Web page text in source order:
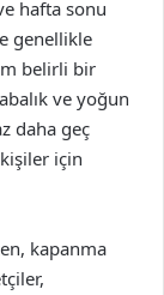
hafta sonu
genellikle
belirli bir
ve yoğun
daha geç
için
kapanma